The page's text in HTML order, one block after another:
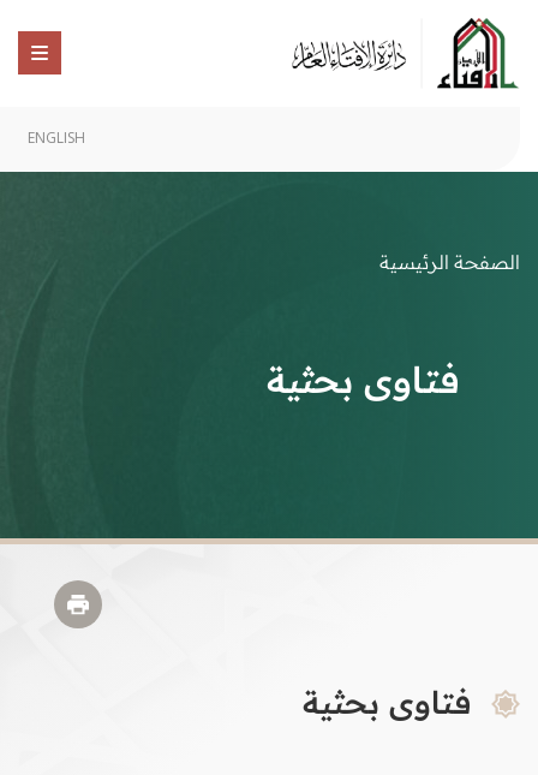
ENGLISH
الصفحة الرئيسية
فتاوى بحثية
فتاوى بحثية